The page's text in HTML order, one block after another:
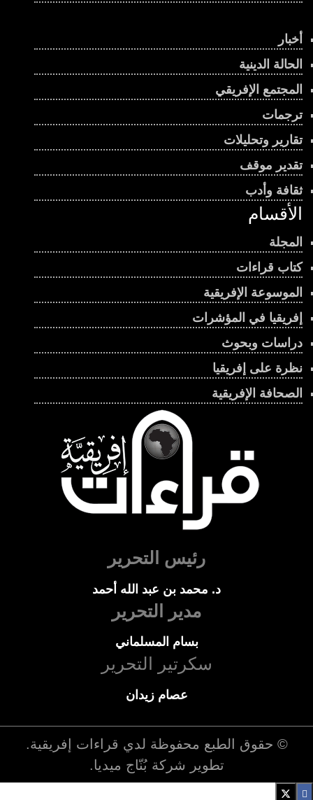
أخبار
الحالة الدينية
المجتمع الإفريقي
ترجمات
تقارير وتحليلات
تقدير موقف
ثقافة وأدب
الأقسام
المجلة
كتاب قراءات
الموسوعة الإفريقية
إفريقيا في المؤشرات
دراسات وبحوث
نظرة على إفريقيا
الصحافة الإفريقية
رئيس التحرير
د. محمد بن عبد الله أحمد
مدير التحرير
بسام المسلماني
سكرتير التحرير
عصام زيدان
© حقوق الطبع محفوظة لدي قراءات إفريقية.
تطوير شركةبُنّاج ميديا.